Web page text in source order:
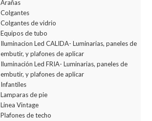
Arañas
Colgantes
Colgantes de vidrio
Equipos de tubo
Iluminacion Led CALIDA- Luminarias, paneles de
embutir, y plafones de aplicar
Iluminación Led FRIA- Luminarias, paneles de
embutir, y plafones de aplicar
Infantiles
Lamparas de pie
Linea Vintage
Plafones de techo